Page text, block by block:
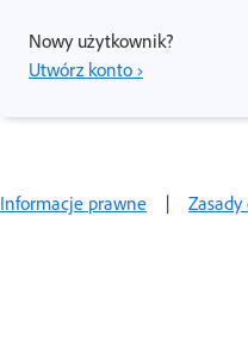
Nowy użytkownik?
Utwórz konto ›
Informacje prawne |